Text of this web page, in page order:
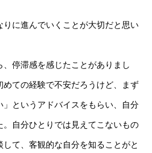
りに進んでいくことが大切だと思い
停滞感を感じたことがありまし
ての経験で不安だろうけど、まず
というアドバイスをもらい、自分
自分ひとりでは見えてこないもの
て、客観的な自分を知ることがと